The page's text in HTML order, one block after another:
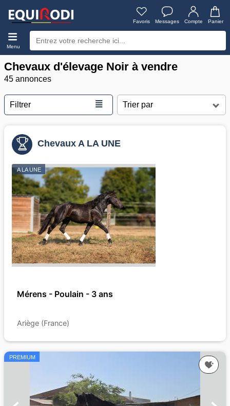
Favoris Messages Compte Panier
Menu
Chevaux d'élevage Noir à vendre
45 annonces
Filtrer ≣
Chevaux A LA UNE
A LA UNE
Mérens - Poulain - 3 ans
Ariège (France)
PREMIUM